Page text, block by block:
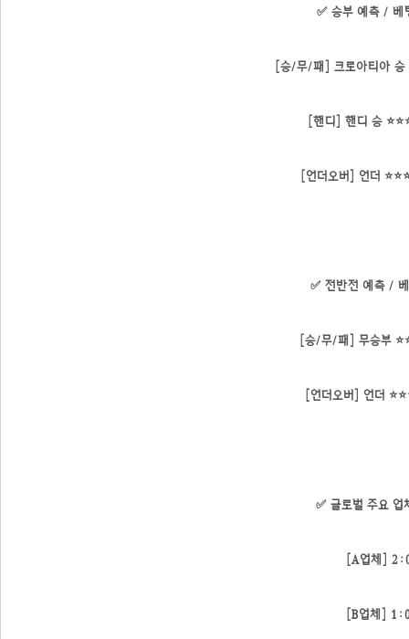
✅ 승부 예측 / 베
[승/무/패] 크로아티아 승
[핸디] 핸디 승
[언더오버] 언더
✅ 전반전 예측 /
[승/무/패] 무승부
[언더오버] 언더
✅ 글로벌 주요 업
[A업체]
[B업체]